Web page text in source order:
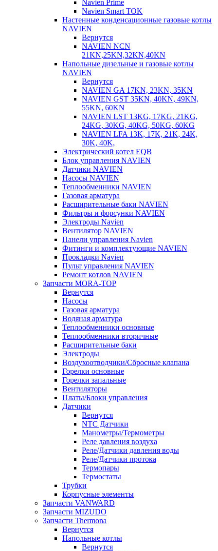
Navien Prime
Navien Smart TOK
Настенные конденсационные газовые котлы
NAVIEN
Вернутся
NAVIEN NCN
21KN,25KN,32KN,40KN
Напольные дизельные и газовые котлы
NAVIEN
Вернутся
NAVIEN GA 17KN, 23KN, 35KN
NAVIEN GST 35KN, 40KN, 49KN,
55KN, 60KN
NAVIEN LST 13KG, 17KG, 21KG,
24KG, 30KG, 40KG, 50KG, 60KG
NAVIEN LFA 13K, 17K, 21K, 24K,
30K, 40K,
Электрический котел EQB
Блок управления NAVIEN
Датчики NAVIEN
Насосы NAVIEN
Теплообменники NAVIEN
Газовая арматура
Расширительные баки NAVIEN
Фильтры и форсунки NAVIEN
Электроды Navien
Вентилятор NAVIEN
Панели управления Navien
Фитинги и комплектующие NAVIEN
Прокладки Navien
Пульт управления NAVIEN
Ремонт котлов NAVIEN
Запчасти MORA-TOP
Вернутся
Насосы
Газовая арматура
Водяная арматура
Теплообменники основные
Теплообменники вторичные
Расширительные баки
Электроды
Воздухоотводчики/Сбросные клапана
Горелки основные
Горелки запальные
Вентиляторы
Платы/Блоки управления
Датчики
Вернутся
NTC Датчики
Манометры/Термометры
Реле давления воздуха
Реле/Датчики давления воды
Реле/Датчики протока
Термопары
Термостаты
Трубки
Корпусные элементы
Запчасти VANWARD
Запчасти MIZUDO
Запчасти Thermona
Вернутся
Напольные котлы
Вернутся